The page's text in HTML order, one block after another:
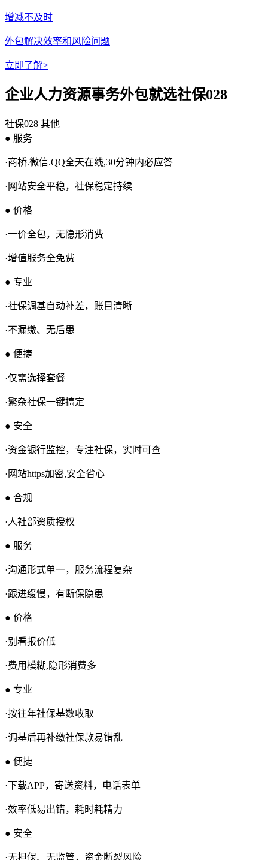
增减不及时
外包解决效率和风险问题
立即了解>
企业人力资源事务外包就选社保028
社保028 其他
● 服务
·商桥.微信.QQ全天在线,30分钟内必应答
·网站安全平稳，社保稳定持续
● 价格
·一价全包，无隐形消费
·增值服务全免费
● 专业
·社保调基自动补差，账目清晰
·不漏缴、无后患
● 便捷
·仅需选择套餐
·繁杂社保一键搞定
● 安全
·资金银行监控，专注社保，实时可查
·网站https加密,安全省心
● 合规
·人社部资质授权
● 服务
·沟通形式单一，服务流程复杂
·跟进缓慢，有断保隐患
● 价格
·别看报价低
·费用模糊,隐形消费多
● 专业
·按往年社保基数收取
·调基后再补缴社保款易错乱
● 便捷
·下载APP，寄送资料，电话表单
·效率低易出错，耗时耗精力
● 安全
·无担保、无监管，资金断裂风险